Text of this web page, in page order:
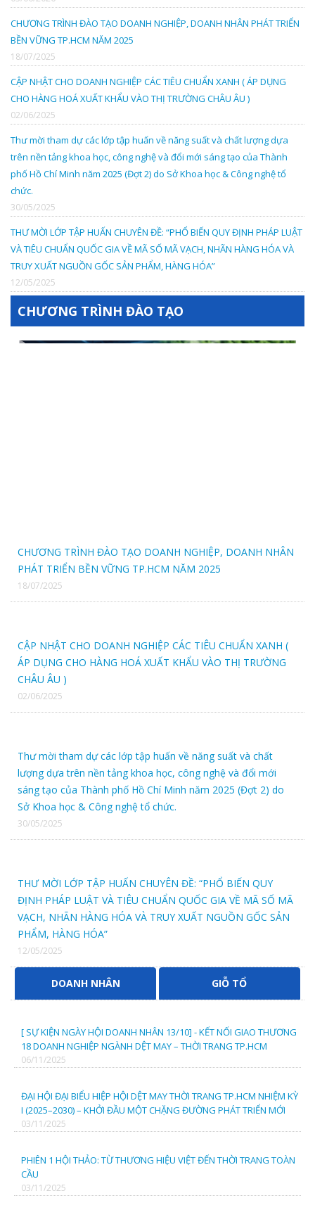
CHƯƠNG TRÌNH ĐÀO TẠO DOANH NGHIỆP, DOANH NHÂN PHÁT TRIỂN
BỀN VỮNG TP.HCM NĂM 2025
18/07/2025
CẬP NHẬT CHO DOANH NGHIỆP CÁC TIÊU CHUẨN XANH ( ÁP DỤNG
CHO HÀNG HOÁ XUẤT KHẨU VÀO THỊ TRƯỜNG CHÂU ÂU )
02/06/2025
Thư mời tham dự các lớp tập huấn về năng suất và chất lượng dựa
trên nền tảng khoa học, công nghệ và đổi mới sáng tạo của Thành
phố Hồ Chí Minh năm 2025 (Đợt 2) do Sở Khoa học & Công nghệ tổ
chức.
30/05/2025
THƯ MỜI LỚP TẬP HUẤN CHUYÊN ĐỀ: “PHỔ BIẾN QUY ĐỊNH PHÁP LUẬT
VÀ TIÊU CHUẨN QUỐC GIA VỀ MÃ SỐ MÃ VẠCH, NHÃN HÀNG HÓA VÀ
TRUY XUẤT NGUỒN GỐC SẢN PHẨM, HÀNG HÓA”
12/05/2025
CHƯƠNG TRÌNH ĐÀO TẠO
CHƯƠNG TRÌNH ĐÀO TẠO DOANH NGHIỆP, DOANH NHÂN
PHÁT TRIỂN BỀN VỮNG TP.HCM NĂM 2025
18/07/2025
CẬP NHẬT CHO DOANH NGHIỆP CÁC TIÊU CHUẨN XANH (
ÁP DỤNG CHO HÀNG HOÁ XUẤT KHẨU VÀO THỊ TRƯỜNG
CHÂU ÂU )
02/06/2025
Thư mời tham dự các lớp tập huấn về năng suất và chất
lượng dựa trên nền tảng khoa học, công nghệ và đổi mới
sáng tạo của Thành phố Hồ Chí Minh năm 2025 (Đợt 2) do
Sở Khoa học & Công nghệ tổ chức.
30/05/2025
THƯ MỜI LỚP TẬP HUẤN CHUYÊN ĐỀ: “PHỔ BIẾN QUY
ĐỊNH PHÁP LUẬT VÀ TIÊU CHUẨN QUỐC GIA VỀ MÃ SỐ MÃ
VẠCH, NHÃN HÀNG HÓA VÀ TRUY XUẤT NGUỒN GỐC SẢN
PHẨM, HÀNG HÓA”
12/05/2025
DOANH NHÂN GIỖ TỔ
[ SỰ KIỆN NGÀY HỘI DOANH NHÂN 13/10] - KẾT NỐI GIAO THƯƠNG
18 DOANH NGHIỆP NGÀNH DỆT MAY – THỜI TRANG TP.HCM
06/11/2025
ĐẠI HỘI ĐẠI BIỂU HIỆP HỘI DỆT MAY THỜI TRANG TP.HCM NHIỆM KỲ
I (2025–2030) – KHỞI ĐẦU MỘT CHẶNG ĐƯỜNG PHÁT TRIỂN MỚI
03/11/2025
PHIÊN 1 HỘI THẢO: TỪ THƯƠNG HIỆU VIỆT ĐẾN THỜI TRANG TOÀN
CẦU
03/11/2025
CTY TNHH CÔNG NGHỆ THỂ THAO TIÊN PHONG
CTY TNHH TM & KỸ THUẬT MỘC NHIÊN
CTY TNHH SX TM DỆT DNP
CTY CP ĐẦU TƯ & CÔNG NGHỆ FIMEX VIỆT NAM
CÔNG TY TNHH SX - TM - XNK SONG THUỶ H.K
Cty TNHH Phúc Trường Hải
CÔNG TY CỔ PHẦN VÀ ĐẦU TƯ PHÁT TRIỂN NAM SƠN
CÔNG TY CỔ PHẦN FADATECH
CÔNG TY TNHH SX TM THIÊN THANH BÌNH
CTY CP XÂY DỰNG KIẾN TRỨC LÁ ĐỎ
Hãng hàng không Asiana Airlines
CTY CP QUỐC TẾ PHONG PHÚ
CTY TNHH THỜI TRANG QUỐC TẾ TRƯỜNG PHÁT
Công ty TNHH Emily Q Việt Nam
CÔNG TY TNHH DỆT MAY DAVONNE
CÔNG TY TNHH VẢI SỢI VIỆT HƯNG
CTY TNHH MAY MẶC HÙNG TẤN PHÁT
CTY TNHH TM DV MAY CN THIỆN CHÍ
CTY TNHH QUỐC TẾ SMART ELEGANT VIỆT NAM
CTY TNHH TRUYỀN THÔNG & GD THỜI TRANG STYLE
REPUBLIK